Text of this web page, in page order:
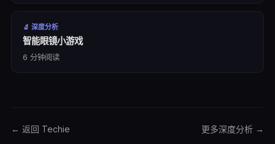
🔬 深度分析
智能眼镜小游戏
6 分钟阅读
← 返回 Techie 更多深度分析 →